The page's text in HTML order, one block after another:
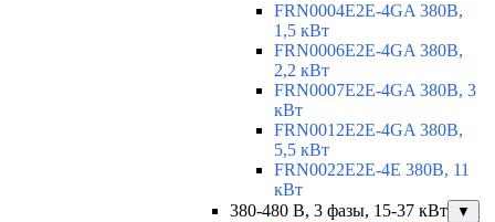
FRN0004E2E-4GA 380В,
1,5 кВт
FRN0006E2E-4GA 380В,
2,2 кВт
FRN0007E2E-4GA 380В, 3
кВт
FRN0012E2E-4GA 380В,
5,5 кВт
FRN0022E2E-4E 380В, 11
кВт
380-480 В, 3 фазы, 15-37 кВт
▼